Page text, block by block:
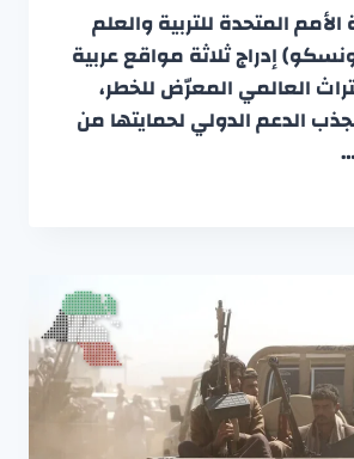
المتحدة للتربية والعلم
إدراج ثلاثة مواقع عربية
العالمي المعرّض للخطر،
الدعم الدولي لحمايتها من